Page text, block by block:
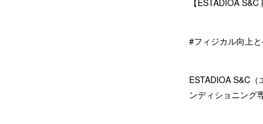
【ESTADIOA
#フィジカル向上
ESTADIOA S&C
ンディショニング